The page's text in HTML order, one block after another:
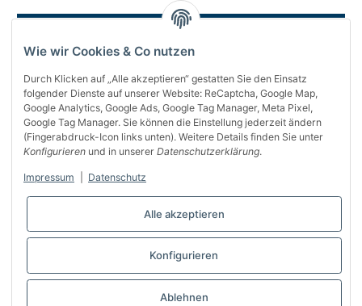
Wie wir Cookies & Co nutzen
Durch Klicken auf „Alle akzeptieren“ gestatten Sie den Einsatz
folgender Dienste auf unserer Website: ReCaptcha, Google Map,
Google Analytics, Google Ads, Google Tag Manager, Meta Pixel,
Google Tag Manager. Sie können die Einstellung jederzeit ändern
(Fingerabdruck-Icon links unten). Weitere Details finden Sie unter
Konfigurieren und in unserer Datenschutzerklärung.
Impressum Datenschutz
Alle akzeptieren
Konfigurieren
Ablehnen
Über uns
Informationen
Bequem bezahlen